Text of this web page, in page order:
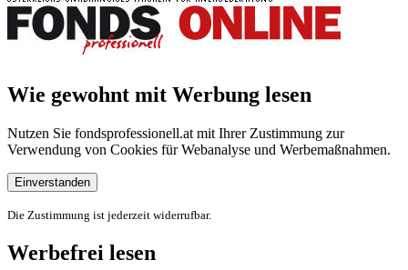
Wie gewohnt mit Werbung lesen
Nutzen Sie fondsprofessionell.at mit Ihrer Zustimmung zur
Verwendung von Cookies für Webanalyse und Werbemaßnahmen.
Einverstanden
Die Zustimmung ist jederzeit widerrufbar.
Werbefrei lesen